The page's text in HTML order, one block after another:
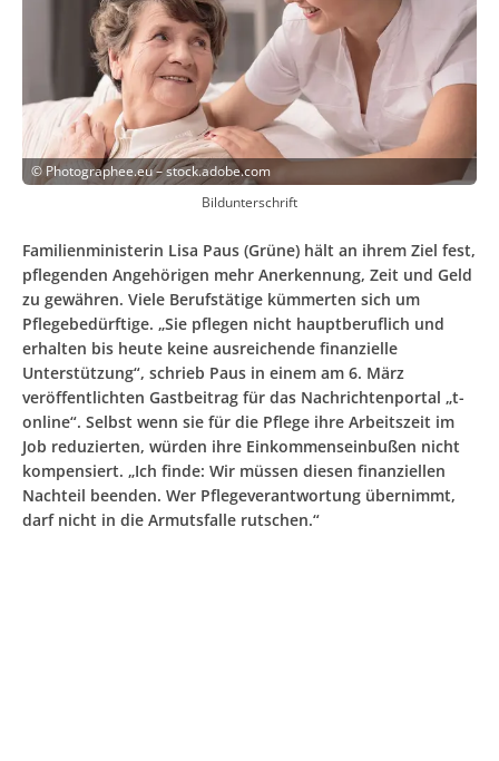
© Photographee.eu – stock.adobe.com
Bildunterschrift
Familienministerin Lisa Paus (Grüne) hält an ihrem Ziel fest,
pflegenden Angehörigen mehr Anerkennung, Zeit und Geld
zu gewähren. Viele Berufstätige kümmerten sich um
Pflegebedürftige. „Sie pflegen nicht hauptberuflich und
erhalten bis heute keine ausreichende finanzielle
Unterstützung“, schrieb Paus in einem am 6. März
veröffentlichten Gastbeitrag für das Nachrichtenportal „t-
online“. Selbst wenn sie für die Pflege ihre Arbeitszeit im
Job reduzierten, würden ihre Einkommenseinbußen nicht
kompensiert. „Ich finde: Wir müssen diesen finanziellen
Nachteil beenden. Wer Pflegeverantwortung übernimmt,
darf nicht in die Armutsfalle rutschen.“